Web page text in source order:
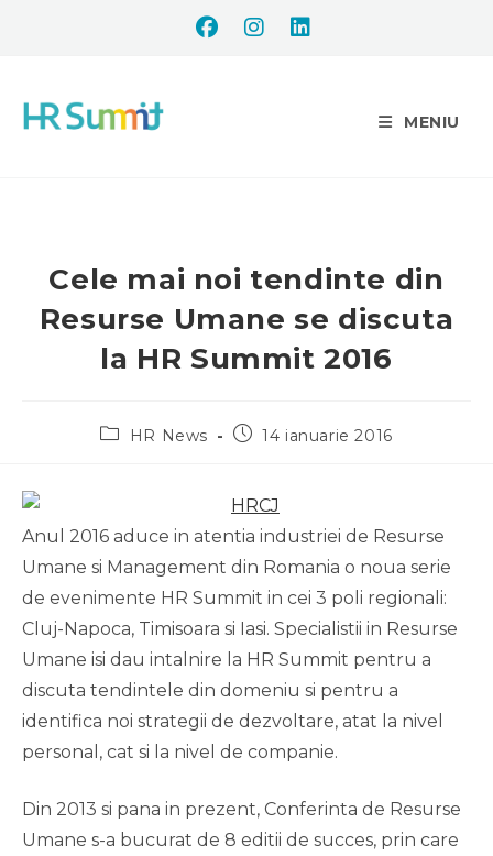
MENIU
Cele mai noi tendinte din
Resurse Umane se discuta
la HR Summit 2016
HR News 14 ianuarie 2016
Anul 2016 aduce in atentia industriei de Resurse
Umane si Management din Romania o noua serie
de evenimente HR Summit in cei 3 poli regionali:
Cluj-Napoca, Timisoara si Iasi. Specialistii in Resurse
Umane isi dau intalnire la HR Summit pentru a
discuta tendintele din domeniu si pentru a
identifica noi strategii de dezvoltare, atat la nivel
personal, cat si la nivel de companie.
Din 2013 si pana in prezent, Conferinta de Resurse
Umane s-a bucurat de 8 editii de succes, prin care